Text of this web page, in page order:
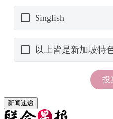
新闻速递